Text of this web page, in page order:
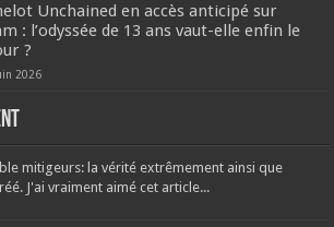
Unchained en accès anticipé sur
: l’odyssée de 13 ans vaut-elle enfin le
?
2026
mitigeurs: la vérité extrêmement ainsi que
J'ai vraiment aimé cet article...